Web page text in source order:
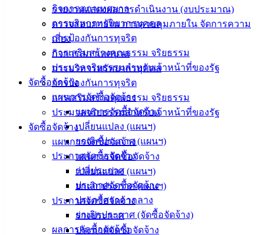
กิจการสภาเทศบาล
การบริหารทรัพยากรบุคคล
การป้องกันการทุจริต
การเสริมสร้างคุณธรรม จริยธรรม
ประมวลจริยธรรมสำหรับเจ้าหน้าที่ของรัฐ
จัดซื้อจัดจ้าง
แผนการจัดซื้อจัดจ้าง
แผนการจัดซื้อจัดจ้าง
เปลี่ยนแปลง (แผนฯ)
ยกเลิกประกาศ (แผนฯ)
ประกาศจัดซื้อจัดจ้าง
ร่างประกาศ
ประกาศจัดซื้อจัดจ้าง
ประกาศราคากลาง
ยกเลิกประกาศ (จัดซื้อจัดจ้าง)
ผลการจัดซื้อจัดจ้าง
รายงานแสดงผลการดำเนินงาน (งบประมาณ)
ตรวจสอบภายใน การควบคุมภายใน จัดการความ
เสี่ยง
กิจการสภาเทศบาล
การบริหารทรัพยากรบุคคล
การป้องกันการทุจริต
การเสริมสร้างคุณธรรม จริยธรรม
ประมวลจริยธรรมสำหรับเจ้าหน้าที่ของรัฐ
จัดซื้อจัดจ้าง
แผนการจัดซื้อจัดจ้าง
แผนการจัดซื้อจัดจ้าง
เปลี่ยนแปลง (แผนฯ)
ยกเลิกประกาศ (แผนฯ)
ประกาศจัดซื้อจัดจ้าง
ร่างประกาศ
ประกาศจัดซื้อจัดจ้าง
เทศบาล
สายตรง
นายก
ประวัติ
เทศบาล
ผู้บริหาร
และ
หัวหน้า
สภา